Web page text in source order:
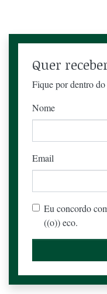
Quer
Fique por dentro
Nome
Email
Eu concordo
((o)) eco.